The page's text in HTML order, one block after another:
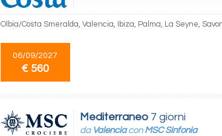
Olbia/Costa Smeralda, Valencia, Ibiza, Palma, La Seyne,
06/09/2027
€ 560
Mediterraneo 7 giorni
da Valenciacon MSC Sinfonia